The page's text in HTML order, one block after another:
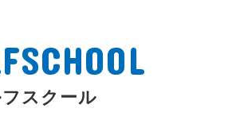
スクール